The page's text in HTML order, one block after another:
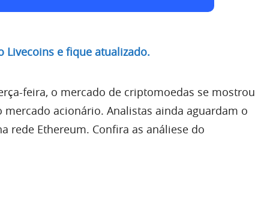
Livecoins e fique atualizado.
feira, o mercado de criptomoedas se mostrou
acionário. Analistas ainda aguardam o
rede Ethereum. Confira as análiese do